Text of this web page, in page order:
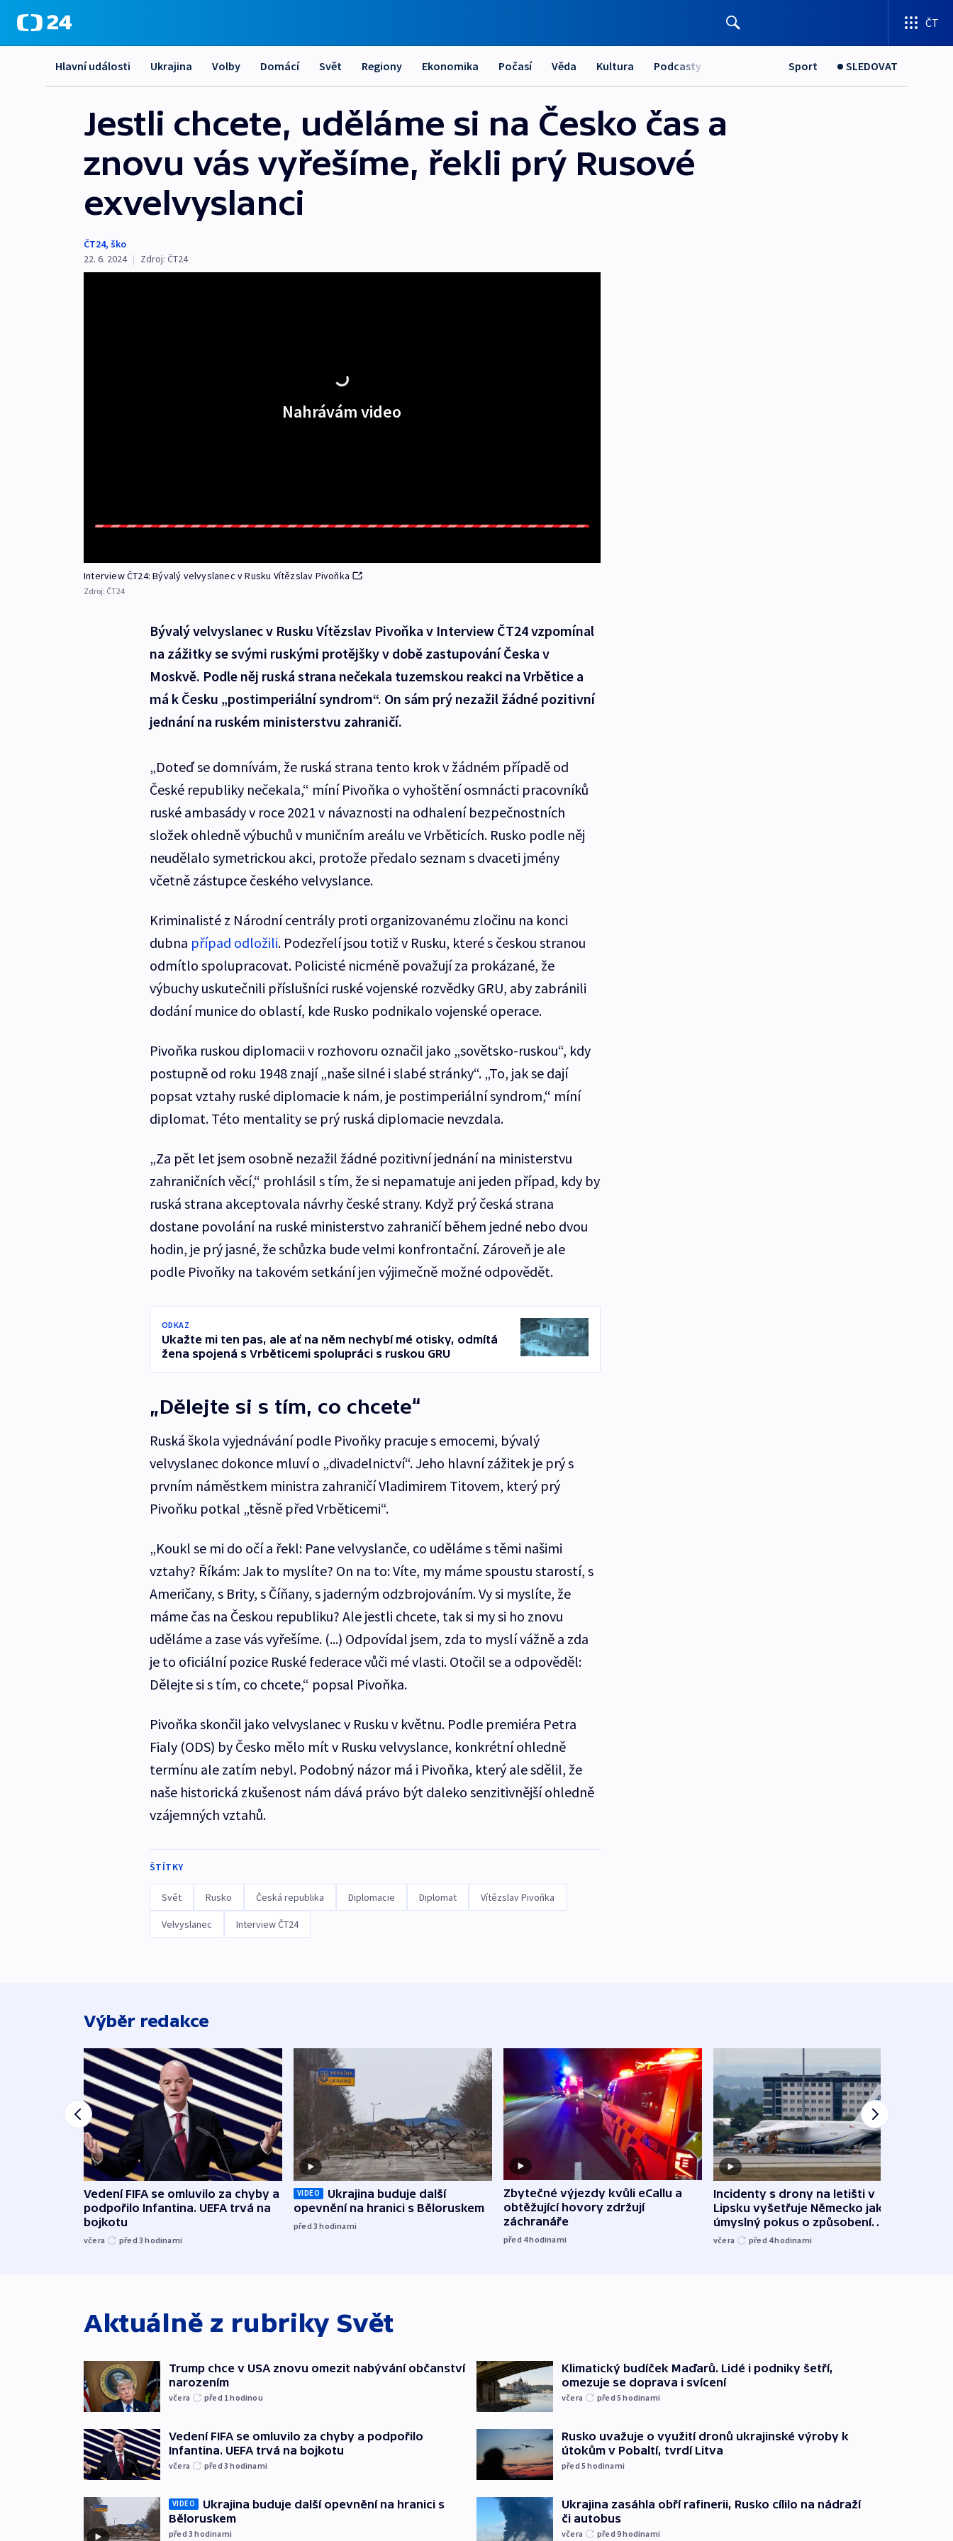
ČT
Hlavní události Ukrajina Volby Domácí Svět Regiony Ekonomika Počasí Věda Kultura Podcasty Sport SLEDOVAT
Jestli chcete, uděláme si na Česko čas a
znovu vás vyřešíme, řekli prý Rusové
exvelvyslanci
ČT24, ško
22. 6. 2024 | Zdroj: ČT24
Nahrávám video
Interview ČT24: Bývalý velvyslanec v Rusku Vítězslav Pivoňka
Zdroj: ČT24
Bývalý velvyslanec v Rusku Vítězslav Pivoňka v Interview ČT24 vzpomínal
na zážitky se svými ruskými protějšky v době zastupování Česka v
Moskvě. Podle něj ruská strana nečekala tuzemskou reakci na Vrbětice a
má k Česku „postimperiální syndrom“. On sám prý nezažil žádné pozitivní
jednání na ruském ministerstvu zahraničí.
„Doteď se domnívám, že ruská strana tento krok v žádném případě od
České republiky nečekala,“ míní Pivoňka o vyhoštění osmnácti pracovníků
ruské ambasády v roce 2021 v návaznosti na odhalení bezpečnostních
složek ohledně výbuchů v muničním areálu ve Vrběticích. Rusko podle něj
neudělalo symetrickou akci, protože předalo seznam s dvaceti jmény
včetně zástupce českého velvyslance.
Kriminalisté z Národní centrály proti organizovanému zločinu na konci
dubna případ odložili. Podezřelí jsou totiž v Rusku, které s českou stranou
odmítlo spolupracovat. Policisté nicméně považují za prokázané, že
výbuchy uskutečnili příslušníci ruské vojenské rozvědky GRU, aby zabránili
dodání munice do oblastí, kde Rusko podnikalo vojenské operace.
Pivoňka ruskou diplomacii v rozhovoru označil jako „sovětsko-ruskou“, kdy
postupně od roku 1948 znají „naše silné i slabé stránky“. „To, jak se dají
popsat vztahy ruské diplomacie k nám, je postimperiální syndrom,“ míní
diplomat. Této mentality se prý ruská diplomacie nevzdala.
„Za pět let jsem osobně nezažil žádné pozitivní jednání na ministerstvu
zahraničních věcí,“ prohlásil s tím, že si nepamatuje ani jeden případ, kdy by
ruská strana akceptovala návrhy české strany. Když prý česká strana
dostane povolání na ruské ministerstvo zahraničí během jedné nebo dvou
hodin, je prý jasné, že schůzka bude velmi konfrontační. Zároveň je ale
podle Pivoňky na takovém setkání jen výjimečně možné odpovědět.
ODKAZ
Ukažte mi ten pas, ale ať na něm nechybí mé otisky, odmítá
žena spojená s Vrběticemi spolupráci s ruskou GRU
„Dělejte si s tím, co chcete“
Ruská škola vyjednávání podle Pivoňky pracuje s emocemi, bývalý
velvyslanec dokonce mluví o „divadelnictví“. Jeho hlavní zážitek je prý s
prvním náměstkem ministra zahraničí Vladimirem Titovem, který prý
Pivoňku potkal „těsně před Vrběticemi“.
„Koukl se mi do očí a řekl: Pane velvyslanče, co uděláme s těmi našimi
vztahy? Říkám: Jak to myslíte? On na to: Víte, my máme spoustu starostí, s
Američany, s Brity, s Číňany, s jaderným odzbrojováním. Vy si myslíte, že
máme čas na Českou republiku? Ale jestli chcete, tak si my si ho znovu
uděláme a zase vás vyřešíme. (...) Odpovídal jsem, zda to myslí vážně a zda
je to oficiální pozice Ruské federace vůči mé vlasti. Otočil se a odpověděl:
Dělejte si s tím, co chcete,“ popsal Pivoňka.
Pivoňka skončil jako velvyslanec v Rusku v květnu. Podle premiéra Petra
Fialy (ODS) by Česko mělo mít v Rusku velvyslance, konkrétní ohledně
termínu ale zatím nebyl. Podobný názor má i Pivoňka, který ale sdělil, že
naše historická zkušenost nám dává právo být daleko senzitivnější ohledně
vzájemných vztahů.
ŠTÍTKY
Svět Rusko Česká republika Diplomacie Diplomat Vítězslav Pivoňka
Velvyslanec Interview ČT24
Výběr redakce
Vedení FIFA se omluvilo za chyby a
podpořilo Infantina. UEFA trvá na
bojkotu
včera před 3hodinami
VIDEO
Ukrajina buduje další
opevnění na hranici s Běloruskem
před 3hodinami
Zbytečné výjezdy kvůli eCallu a
obtěžující hovory zdržují
záchranáře
před 4hodinami
Incidenty s drony na letišti v
Lipsku vyšetřuje Německo jako
úmyslný pokus o způsobení
exploze
včera před 4hodinami
Aktuálně z rubriky Svět
Trump chce v USA znovu omezit nabývání občanství
narozením
včera před 1hodinou
Vedení FIFA se omluvilo za chyby a podpořilo
Infantina. UEFA trvá na bojkotu
včera před 3hodinami
VIDEO
Ukrajina buduje další opevnění na hranici s
Běloruskem
před 3hodinami
Klimatický budíček Maďarů. Lidé i podniky šetří,
omezuje se doprava i svícení
včera před 5hodinami
Rusko uvažuje o využití dronů ukrajinské výroby k
útokům v Pobaltí, tvrdí Litva
před 5hodinami
Ukrajina zasáhla obří rafinerii, Rusko cílilo na nádraží
či autobus
včera před 9hodinami